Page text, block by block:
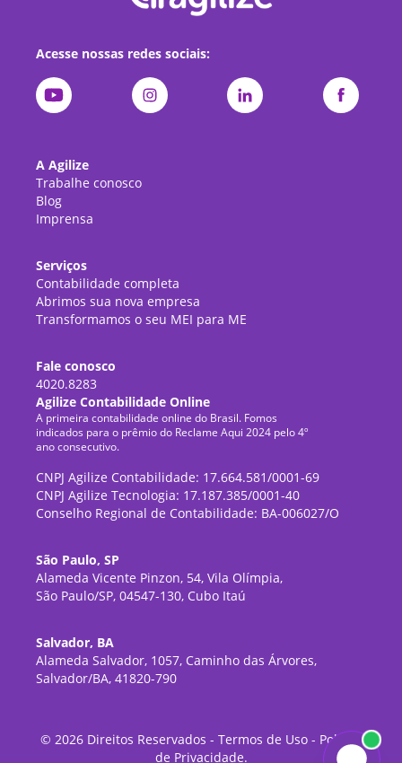
Acesse nossas redes sociais:
A Agilize
Trabalhe conosco
Blog
Imprensa
Serviços
Contabilidade completa
Abrimos sua nova empresa
Transformamos o seu MEI para ME
Fale conosco
4020.8283
Agilize Contabilidade Online
A primeira contabilidade online do Brasil. Fomos
indicados para o prêmio do Reclame Aqui 2024 pelo 4º
ano consecutivo.
CNPJ Agilize Contabilidade: 17.664.581/0001-69
CNPJ Agilize Tecnologia: 17.187.385/0001-40
Conselho Regional de Contabilidade: BA-006027/O
São Paulo, SP
Alameda Vicente Pinzon, 54, Vila Olímpia,
São Paulo/SP, 04547-130, Cubo Itaú
Salvador, BA
Alameda Salvador, 1057, Caminho das Árvores,
Salvador/BA, 41820-790
© 2026Direitos Reservados - Termos de Uso- Política
de Privacidade.